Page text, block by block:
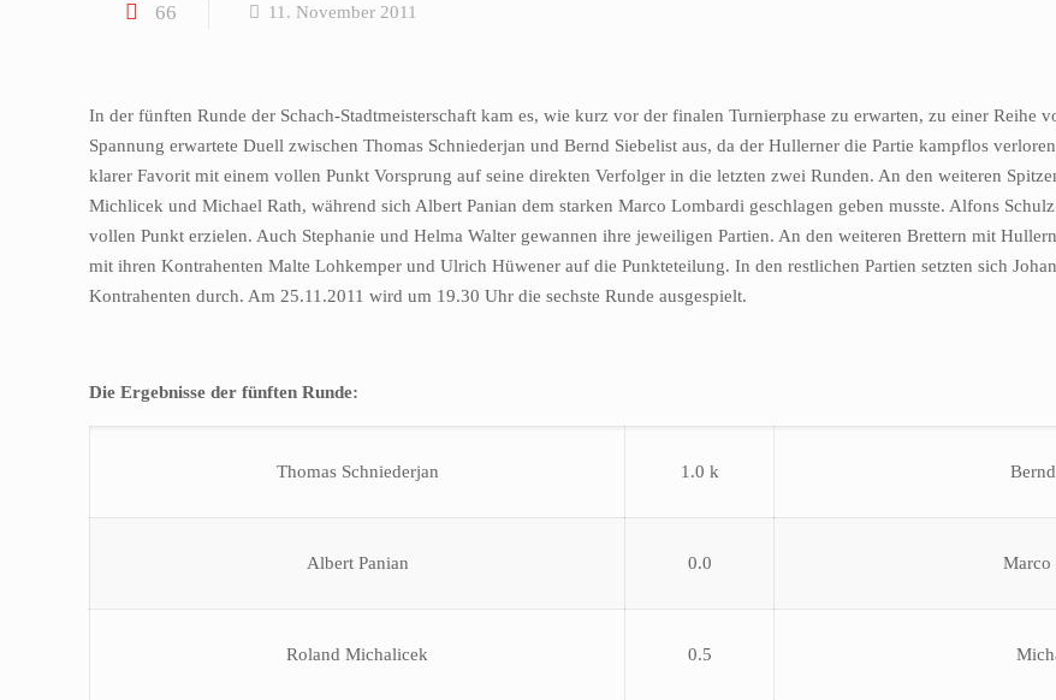
66 11. November 2011
In der fünften Runde der Schach-Stadtmeisterschaft kam es, wie kurz vor der finalen Turnierphase zu erwarten, zu einer Reihe
Spannung erwartete Duell zwischen Thomas Schniederjan und Bernd Siebelist aus, da der Hullerner die Partie kampflos
klarer Favorit mit einem vollen Punkt Vorsprung auf seine direkten Verfolger in die letzten zwei Runden. An den weiteren
Michlicek und Michael Rath, während sich Albert Panian dem starken Marco Lombardi geschlagen geben musste. Alfons
vollen Punkt erzielen. Auch Stephanie und Helma Walter gewannen ihre jeweiligen Partien. An den weiteren Brettern mit
mit ihren Kontrahenten Malte Lohkemper und Ulrich Hüwener auf die Punkteteilung. In den restlichen Partien setzten sich
Kontrahenten durch. Am 25.11.2011 wird um 19.30 Uhr die sechste Runde ausgespielt.
Die Ergebnisse der fünften Runde:
Thomas Schniederjan 1.0 k
Albert Panian 0.0 Marco
Roland Michalicek 0.5